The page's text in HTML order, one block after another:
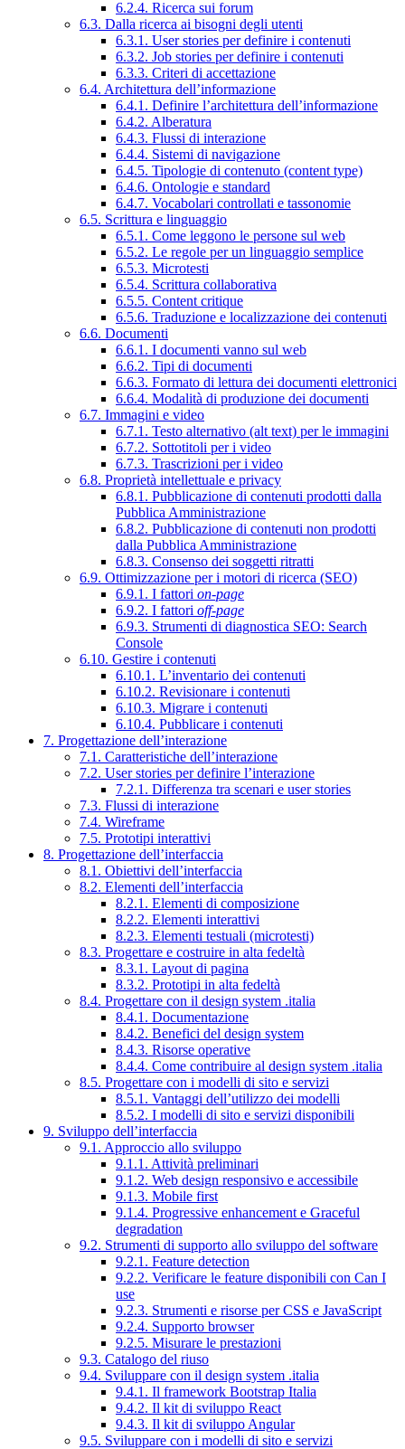
6.2.4. Ricerca sui forum
6.3. Dalla ricerca ai bisogni degli utenti
6.3.1. User stories per definire i contenuti
6.3.2. Job stories per definire i contenuti
6.3.3. Criteri di accettazione
6.4. Architettura dell’informazione
6.4.1. Definire l’architettura dell’informazione
6.4.2. Alberatura
6.4.3. Flussi di interazione
6.4.4. Sistemi di navigazione
6.4.5. Tipologie di contenuto (content type)
6.4.6. Ontologie e standard
6.4.7. Vocabolari controllati e tassonomie
6.5. Scrittura e linguaggio
6.5.1. Come leggono le persone sul web
6.5.2. Le regole per un linguaggio semplice
6.5.3. Microtesti
6.5.4. Scrittura collaborativa
6.5.5. Content critique
6.5.6. Traduzione e localizzazione dei contenuti
6.6. Documenti
6.6.1. I documenti vanno sul web
6.6.2. Tipi di documenti
6.6.3. Formato di lettura dei documenti elettronici
6.6.4. Modalità di produzione dei documenti
6.7. Immagini e video
6.7.1. Testo alternativo (alt text) per le immagini
6.7.2. Sottotitoli per i video
6.7.3. Trascrizioni per i video
6.8. Proprietà intellettuale e privacy
6.8.1. Pubblicazione di contenuti prodotti dalla
Pubblica Amministrazione
6.8.2. Pubblicazione di contenuti non prodotti
dalla Pubblica Amministrazione
6.8.3. Consenso dei soggetti ritratti
6.9. Ottimizzazione per i motori di ricerca (SEO)
6.9.1. I fattori on-page
6.9.2. I fattori off-page
6.9.3. Strumenti di diagnostica SEO: Search
Console
6.10. Gestire i contenuti
6.10.1. L’inventario dei contenuti
6.10.2. Revisionare i contenuti
6.10.3. Migrare i contenuti
6.10.4. Pubblicare i contenuti
7. Progettazione dell’interazione
7.1. Caratteristiche dell’interazione
7.2. User stories per definire l’interazione
7.2.1. Differenza tra scenari e user stories
7.3. Flussi di interazione
7.4. Wireframe
7.5. Prototipi interattivi
8. Progettazione dell’interfaccia
8.1. Obiettivi dell’interfaccia
8.2. Elementi dell’interfaccia
8.2.1. Elementi di composizione
8.2.2. Elementi interattivi
8.2.3. Elementi testuali (microtesti)
8.3. Progettare e costruire in alta fedeltà
8.3.1. Layout di pagina
8.3.2. Prototipi in alta fedeltà
8.4. Progettare con il design system .italia
8.4.1. Documentazione
8.4.2. Benefici del design system
8.4.3. Risorse operative
8.4.4. Come contribuire al design system .italia
8.5. Progettare con i modelli di sito e servizi
8.5.1. Vantaggi dell’utilizzo dei modelli
8.5.2. I modelli di sito e servizi disponibili
9. Sviluppo dell’interfaccia
9.1. Approccio allo sviluppo
9.1.1. Attività preliminari
9.1.2. Web design responsivo e accessibile
9.1.3. Mobile first
9.1.4. Progressive enhancement e Graceful
degradation
9.2. Strumenti di supporto allo sviluppo del software
9.2.1. Feature detection
9.2.2. Verificare le feature disponibili con Can I
use
9.2.3. Strumenti e risorse per CSS e JavaScript
9.2.4. Supporto browser
9.2.5. Misurare le prestazioni
9.3. Catalogo del riuso
9.4. Sviluppare con il design system .italia
9.4.1. Il framework Bootstrap Italia
9.4.2. Il kit di sviluppo React
9.4.3. Il kit di sviluppo Angular
9.5. Sviluppare con i modelli di sito e servizi